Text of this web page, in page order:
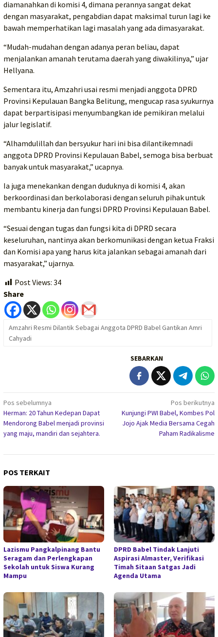
diamanahkan di komisi 4, dimana perannya sangat dekat
dengan masyarakat, pengabdian dapat maksimal turun lagi ke
bawah memperhatikan lagi masalah yang ada dimasyarakat.
“Mudah-mudahan dengan adanya peran beliau, dapat
menjalankan amanah terutama daerah yang diwakilinya,” ujar
Hellyana.
Sementara itu, Amzahri usai resmi menjadi anggota DPRD
Provinsi Kepulauan Bangka Belitung, mengucap rasa syukurnya
dapat berpartisipasi menyumbangkan ide pemikiran melalui
jalur legislatif.
“Alhamdulillah dan bersyukur hari ini bisa dilantikemnadi
anggota DPRD Provinsi Kepulauan Babel, semoga bisa berbuat
banyak untuk masyarakat,” ucapnya.
Ia juga menekankan dengan duduknya di komisi 4, akan
berkoordinasi dan berkolaborasi dengan seluruh pihak untuk
membantu kinerja dan fungsi DPRD Provinsi Kepulauan Babel.
“Sesuai dengan tugas dan fungsi kita di DPRD secara
keseluruhan, nantinya akan berkomunikasi dengan ketua Fraksi
dan Komisi apa yang harus kita jalankan sebagai amanah dari
masyarakat,” ujarnya.
Post Views: 34
Share
Amzahri Resmi Dilantik Sebagai Anggota DPRD Babel Gantikan Amri
Cahyadi
SEBARKAN
Navigasi
pos
Pos sebelumnya
Herman: 20 Tahun Kedepan Dapat
Mendorong Babel menjadi provinsi
yang maju, mandiri dan sejahtera.
Pos berikutnya
Kunjungi PWI Babel, Kombes Pol
Jojo Ajak Media Bersama Cegah
Paham Radikalisme
POS TERKAIT
Lazismu Pangkalpinang Bantu
Seragam dan Perlengkapan
Sekolah untuk Siswa Kurang
Mampu
DPRD Babel Tindak Lanjuti
Aspirasi Almaster, Verifikasi
Timah Sitaan Satgas Jadi
Agenda Utama